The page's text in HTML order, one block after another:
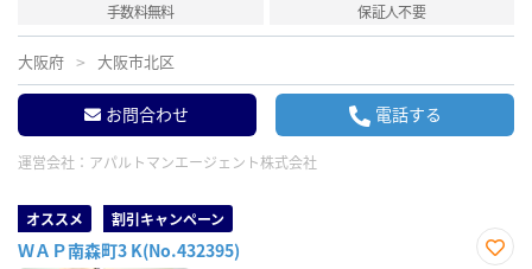
手数料無料
保証人不要
大阪府 大阪市北区
お問合わせ 電話する
運営会社： アパルトマンエージェント株式会社
オススメ 割引キャンペーン
ＷＡＰ南森町3 K(No.432395)